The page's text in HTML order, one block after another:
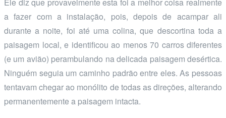
Ele diz que provavelmente esta foi a melhor coisa realmente
a fazer com a instalação, pois, depois de acampar ali
durante a noite, foi até uma colina, que descortina toda a
paisagem local, e identificou ao menos 70 carros diferentes
(e um avião) perambulando na delicada paisagem desértica.
Ninguém seguia um caminho padrão entre eles. As pessoas
tentavam chegar ao monólito de todas as direções, alterando
permanentemente a paisagem intacta.